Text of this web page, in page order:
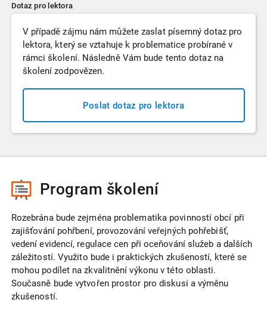
Dotaz pro lektora
V případě zájmu nám můžete zaslat písemný dotaz pro
lektora, který se vztahuje k problematice probírané v
rámci školení. Následně Vám bude tento dotaz na
školení zodpovězen.
Poslat dotaz pro lektora
Program školení
Rozebrána bude zejména problematika povinností obcí při
zajišťování pohřbení, provozování veřejných pohřebišť,
vedení evidencí, regulace cen při oceňování služeb a dalších
záležitostí. Využito bude i praktických zkušeností, které se
mohou podílet na zkvalitnění výkonu v této oblasti.
Současně bude vytvořen prostor pro diskusi a výměnu
zkušeností.